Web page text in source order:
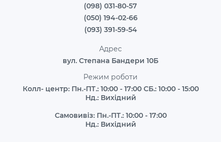
(098) 031-80-57
(050) 194-02-66
(093) 391-59-54
Адрес
вул. Степана Бандери 10Б
Режим роботи
Колл- центр: Пн.-ПТ.: 10:00 - 17:00 СБ.: 10:00 - 15:00
Нд.: Вихідний
Самовивіз: Пн.-ПТ.: 10:00 - 17:00
Нд.: Вихідний